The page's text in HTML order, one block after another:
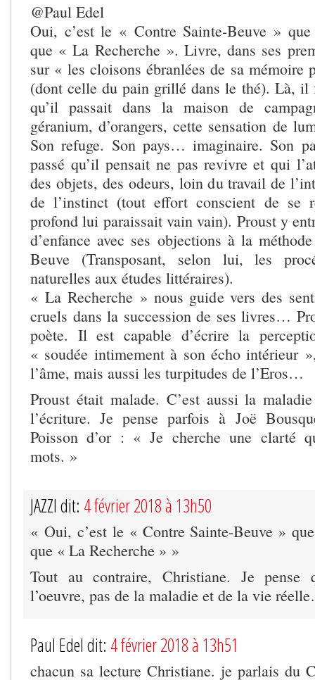
@Paul Edel
Oui, c’est le « Contre Sainte-Beuve »
que « La Recherche ». Livre, dans ses
sur « les cloisons ébranlées de sa mémoire
(dont celle du pain grillé dans le thé). Là, il
qu’il passait dans la maison de
géranium, d’orangers, cette sensation de
Son refuge. Son pays… imaginaire. Son
passé qu’il pensait ne pas revivre et qui
des objets, des odeurs, loin du travail de
de l’instinct (tout effort conscient de se
profond lui paraissait vain vain). Proust y
d’enfance avec ses objections à la
Beuve (Transposant, selon lui, les
naturelles aux études littéraires).
« La Recherche » nous guide vers des
cruels dans la succession de ses livres…
poète. Il est capable d’écrire la
« soudée intimement à son écho intérieur
l’âme, mais aussi les turpitudes de l’Eros…
Proust était malade. C’est aussi la
l’écriture. Je pense parfois à Joë
Poisson d’or : « Je cherche une clarté
mots. »
JAZZI dit: 4 février 2018 à 13h50
« Oui, c’est le « Contre Sainte-Beuve »
que « La Recherche » »
Tout au contraire, Christiane. Je pense
l’oeuvre, pas de la maladie et de la vie
Paul Edel dit: 4 février 2018 à 13h51
chacun sa lecture Christiane. je parlais du